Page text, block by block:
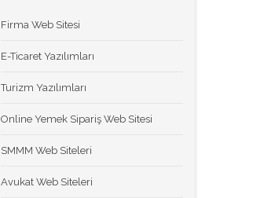
Firma Web Sitesi
E-Ticaret Yazılımları
Turizm Yazılımları
Online Yemek Sipariş Web Sitesi
SMMM Web Siteleri
Avukat Web Siteleri